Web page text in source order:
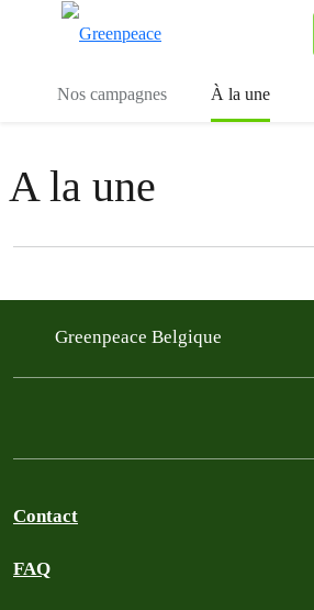
Nos campagnes À la une
A la une
Filter posts
Greenpeace Belgique
Contact
FAQ